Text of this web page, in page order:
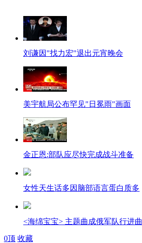
刘谦因"找力宏"退出元宵晚会
美宇航局公布罕见"日冕雨"画面
金正恩:部队应尽快完成战斗准备
女性天生话多因脑部语言蛋白质多
<海绵宝宝> 主题曲成俄军队行进曲
0顶 收藏